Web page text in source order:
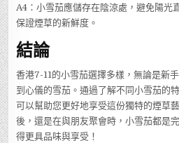
A4：小雪茄應儲存在陰涼處，避免陽光
保證煙草的新鮮度。
結論
香港7-11的小雪茄選擇多樣，無論是新
到心儀的雪茄。通過了解不同小雪茄的
可以幫助您更好地享受這份獨特的煙草
後，還是在與朋友聚會時，小雪茄都是
得更具品味與享受！